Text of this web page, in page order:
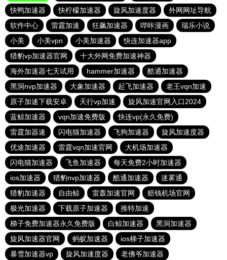
快鸭加速器
快柠檬加速器 旋风加速度器
外网网址导航
软件中心
雷霆加速 狂飙加速器 哔咔漫画
瑞乐小说
小美
小美vpn 小美加速器
快连加速器app
猎豹vp加速器官网
十大外网免费加速神器
海外加速器七天试用
hammer加速器
酷通加速器
黑洞nvp加速器
大象加速器 起飞加速器
老王vqn加速
原子加速下载安卓
天行vp加速
旋风加速官网入口2024
蓝鲸加速器
vqn加速免费版
快连vp(永久免费)
雷霆加器速
闪电猫加速器 飞狗加速器
旋风加速度器
优途加速器
雷霆vqn加速官网
大机场加速器
闪电猫加速器
飞鱼加速器
每天免费2小时加速器
ios加速器
猎豹nvp加速器 酷通加速器
迷雾通
猎豹加速器
自由鲸 雷轰加速官网
赔钱机场官网
极光加速器
下载原子加速器
推特加速
梯子免费加速器永久免费版
白鲸加速器
黑洞加速器
旋风加速器官网
蚂蚁加速器
ios梯子加速器
暴雪加速器vp
旋风加速度器 老佛爷加速器